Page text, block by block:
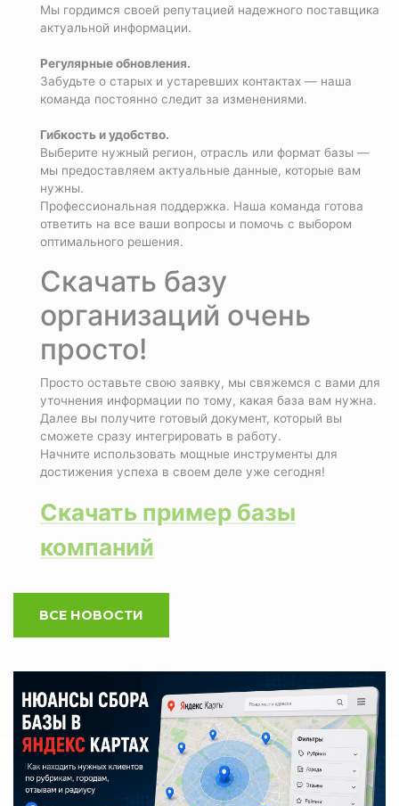
Мы гордимся своей репутацией надежного поставщика
актуальной информации.
Регулярные обновления.
Забудьте о старых и устаревших контактах — наша
команда постоянно следит за изменениями.
Гибкость и удобство.
Выберите нужный регион, отрасль или формат базы —
мы предоставляем актуальные данные, которые вам
нужны.
Профессиональная поддержка. Наша команда готова
ответить на все ваши вопросы и помочь с выбором
оптимального решения.
Скачать базу
организаций очень
просто!
Просто оставьте свою заявку, мы свяжемся с вами для
уточнения информации по тому, какая база вам нужна.
Далее вы получите готовый документ, который вы
сможете сразу интегрировать в работу.
Начните использовать мощные инструменты для
достижения успеха в своем деле уже сегодня!
Скачать пример базы
компаний
ВСЕ НОВОСТИ